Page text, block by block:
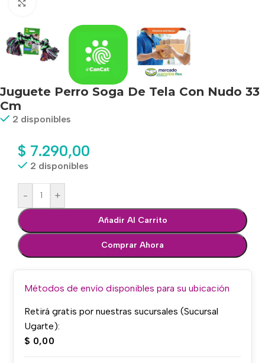
Juguete Perro Soga De Tela Con Nudo 33
Cm
2 disponibles
$ 7.290,00
2 disponibles
- +
Añadir Al Carrito
Comprar Ahora
Métodos de envío disponibles para su ubicación
Retirá gratis por nuestras sucursales (Sucursal
Ugarte):
$ 0,00